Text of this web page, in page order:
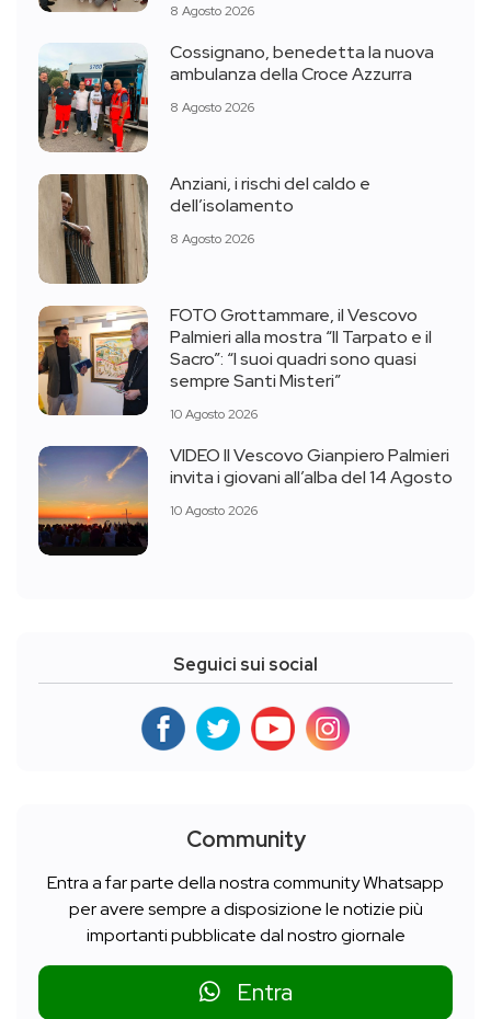
8 Agosto 2026
Cossignano, benedetta la nuova
ambulanza della Croce Azzurra
8 Agosto 2026
Anziani, i rischi del caldo e
dell’isolamento
8 Agosto 2026
FOTO Grottammare, il Vescovo
Palmieri alla mostra “Il Tarpato e il
Sacro”: “I suoi quadri sono quasi
sempre Santi Misteri”
10 Agosto 2026
VIDEO Il Vescovo Gianpiero Palmieri
invita i giovani all’alba del 14 Agosto
10 Agosto 2026
Seguici sui social
Community
Entra a far parte della nostra community Whatsapp
per avere sempre a disposizione le notizie più
importanti pubblicate dal nostro giornale
Entra